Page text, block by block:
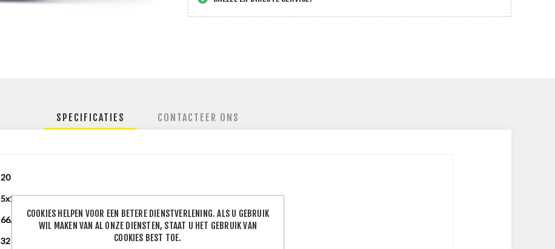
SPECIFICATIES CONTACTEER ONS
20
5x130
66.60
32
COOKIES HELPEN VOOR EEN BETERE DIENSTVERLENING. ALS U GEBRUIK
WIL MAKEN VAN AL ONZE DIENSTEN, STAAT U HET GEBRUIK VAN
COOKIES BEST TOE.